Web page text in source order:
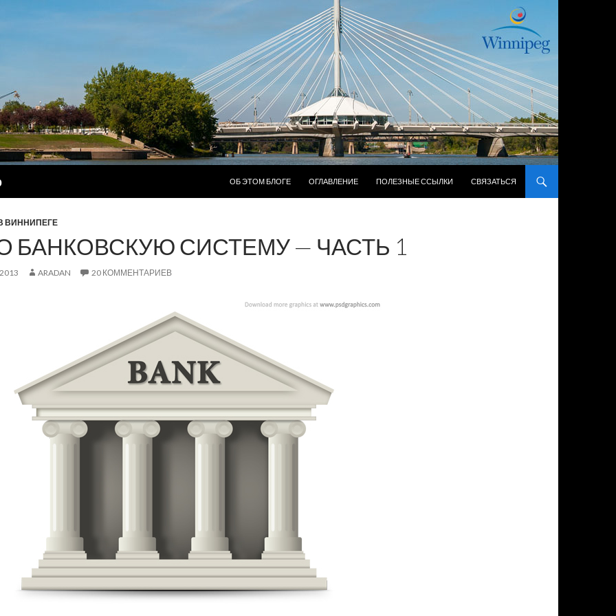
ОБ ЭТОМ БЛОГЕ
ОГЛАВЛЕНИЕ ПОЛЕЗНЫЕ ССЫЛКИ СВЯЗАТЬСЯ
ВИННИПЕГЕ
БАНКОВСКУЮ СИСТЕМУ — ЧАСТЬ 1
ARADAN 20 КОММЕНТАРИЕВ